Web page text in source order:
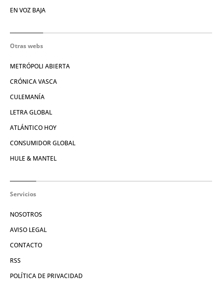
EN VOZ BAJA
Otras webs
METRÓPOLI ABIERTA
CRÓNICA VASCA
CULEMANÍA
LETRA GLOBAL
ATLÁNTICO HOY
CONSUMIDOR GLOBAL
HULE & MANTEL
Servicios
NOSOTROS
AVISO LEGAL
CONTACTO
RSS
POLÍTICA DE PRIVACIDAD